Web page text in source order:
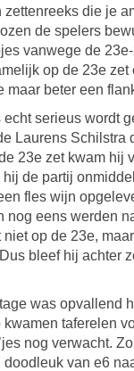
zettenreeks die je
de spelers
vanwege de
op de 23e zet
maar beter een
serieus wordt
Laurens Schilstra
23e zet kwam hij
de partij
fles wijn
nog eens werden
op de 23e,
bleef hij achter
was opvallend
taferelen
nog verwacht.
van e6